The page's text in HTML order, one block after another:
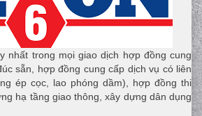
nhất trong mọi giao dịch hợp đồng cung
sẵn, hợp đồng cung cấp dịch vụ có liên
ép cọc, lao phóng dầm), hợp đồng thi
hạ tầng giao thông, xây dựng dân dụng